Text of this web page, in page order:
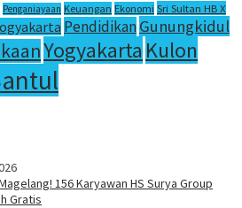
Penganiayaan Keuangan Ekonomi Sri Sultan HB X
PendidikanGunungkidul
Yogyakarta Kulon
156 Karyawan HS Surya Group
Gratis